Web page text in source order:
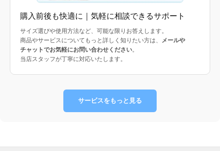
購入前後も快適に｜気軽に相談できるサポート
サイズ選びや使用方法など、可能な限りお答えします。
商品やサービスについてもっと詳しく知りたい方は、 メールや
チャットでお気軽にお問い合わせください。
当店スタッフが丁寧に対応いたします。
サービスをもっと見る